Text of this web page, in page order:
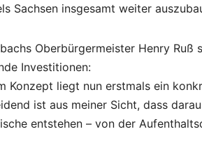
Sachsen insgesamt weiter
Oberbürgermeister Henry
Investitionen:
Konzept liegt nun erstmals ein
ist aus meiner Sicht, dass
entstehen – von der